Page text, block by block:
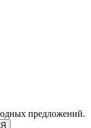
предложений.